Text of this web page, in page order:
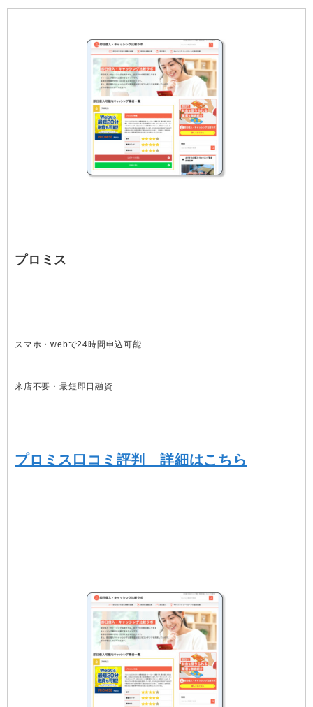
プロミス
スマホ・webで24時間申込可能
来店不要・最短即日融資
プロミス口コミ評判 詳細はこちら